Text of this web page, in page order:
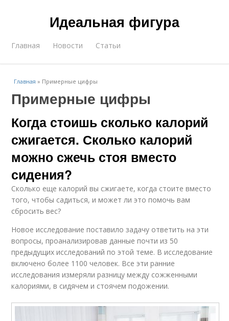
Идеальная фигура
Главная Новости Статьи
Главная » Примерные цифры
Примерные цифры
Когда стоишь сколько калорий
сжигается. Сколько калорий
можно сжечь стоя вместо
сидения?
Сколько еще калорий вы сжигаете, когда стоите вместо
того, чтобы садиться, и может ли это помочь вам
сбросить вес?
Новое исследование поставило задачу ответить на эти
вопросы, проанализировав данные почти из 50
предыдущих исследований по этой теме. В исследование
включено более 1100 человек. Все эти ранние
исследования измеряли разницу между сожженными
калориями, в сидячем и стоячем подожении.